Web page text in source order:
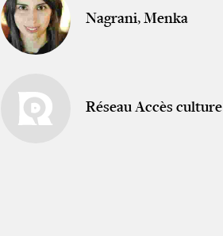
Nagrani, Menka
Réseau Accès culture